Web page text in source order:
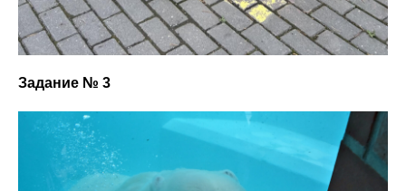
Задание № 3